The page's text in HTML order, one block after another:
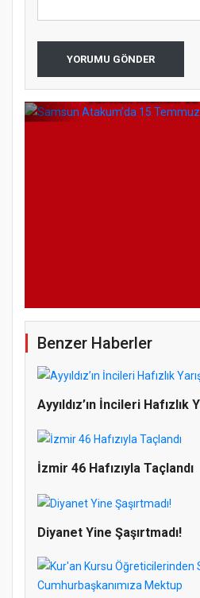
YORUMU GÖNDER
Benzer Haberler
Ayyıldız’ın İncileri Hafızlık
İzmir 46 Hafızıyla Taçlandı
Diyanet Yine Şaşırtmadı!